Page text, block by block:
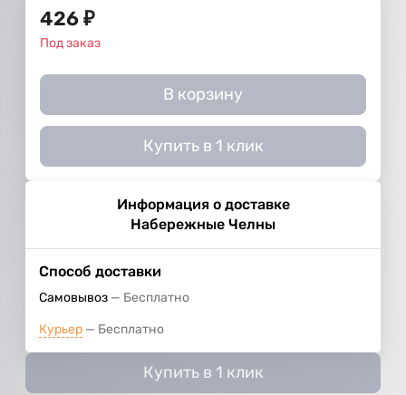
426 ₽
Под заказ
В корзину
Купить в 1 клик
Информация о доставке
Набережные Челны
Способ доставки
Самовывоз Бесплатно
Курьер Бесплатно
Купить в 1 клик